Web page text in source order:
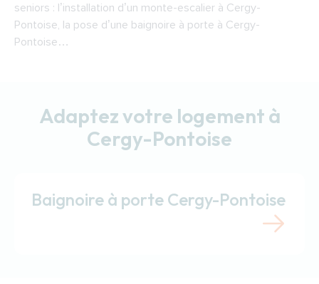
seniors : l’installation d’un monte-escalier à Cergy-
Pontoise, la pose d’une baignoire à porte à Cergy-
Pontoise…
Adaptez votre logement à
Cergy-Pontoise
Baignoire à porte Cergy-Pontoise